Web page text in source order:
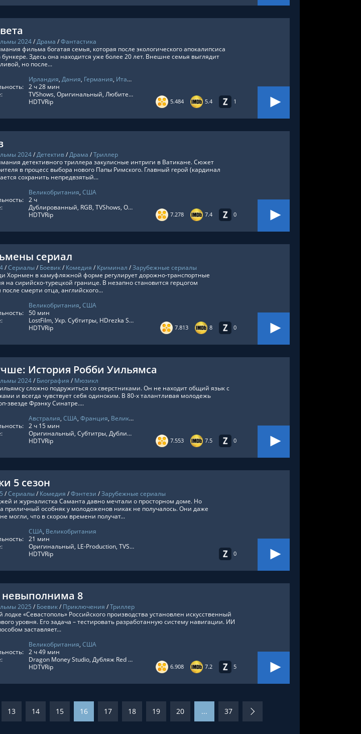
2024/Драма /Фантастика
5.484 5.4 1
фильма богатая семья, которая после экологического апокалипсиса
бункере. Здесь она находится уже более 20 лет. Внешне семья выглядит
но после...
Ирландия, Дания, Германия, Италия
2 ч 28 мин
TVShows, Оригинальный, Любительский многоголосый
HDTVRip
2024/Детектив/Драма /Триллер
7.278 7.4 0
детективного триллера закулисные интриги в Ватикане. Сюжет
в процесс выбора нового Папы Римского. Главный герой (кардинал
сохранить непредвзятый...
Великобритания, США
2 ч
Дублированный, RGB, TVShows, Оригинальный, Субтитры
HDTVRip
сериал
/Сериалы/ Боевик/ Комедия / Криминал /Зарубежные сериалы
7.813 8 0
Хорнмен в камуфляжной форме регулирует дорожно-транспортные
на сирийско-турецкой границе. В незапно становится герцогом
смерти отца, английского...
Великобритания, США
50 мин
LostFilm, Укр. Субтитры, HDrezka Studio, HDrezka Studio. 18+, NewComers, Jaskier, Оригинальный, Субтитры, Украинский, Кубик в Кубе, Дубляж Red Head Sound, TVShows, ViruseProject
HDTVRip
История Робби Уильямса
2024/ Биография / Мюзикл
7.553 7.5 0
сложно подружиться со сверстниками. Он не находит общий язык с
и всегда чувствует себя одиноким. В 80-х талантливая молодежь
звезде Фрэнку Синатре....
Австралия, США, Франция, Великобритания
2 ч 15 мин
Оригинальный, Субтитры, Дублированный, Украинский
HDTVRip
5 сезон
/Сериалы/ Комедия /Фэнтези /Зарубежные сериалы
0
и журналистка Саманта давно мечтали о просторном доме. Но
приличный особняк у молодоженов никак не получалось. Они даже
могли, что в скором времени получат...
США, Великобритания
21 мин
Оригинальный, LE-Production, TVShows, Субтитры, Кириллица
HDTVRip
8
2025 / Боевик/ Приключения /Триллер
6.908 7.2 5
лодке «Севастополь» Российского производства установлен искусственный
уровня. Его задача – тестировать разработанную систему навигации. ИИ
заставляет...
Великобритания, США
2 ч 49 мин
Dragon Money Studio, Дубляж Red Head Sound, Оригинальный, Субтитры, LineFilm, Укр. Субтитры, Дублированный
HDTVRip
13 14 15 16 17 18 19 20 ... 37